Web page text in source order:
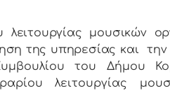
μουσικών
της υπηρεσίας και την
του Δήμου
λειτουργίας